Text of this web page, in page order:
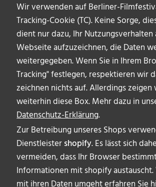
Wir verwenden auf Berliner-
Tracking-Cookie (TC). Keine Sorge,
dient nur dazu, Ihr Nutzungsverhalten
Webseite aufzuzeichnen, die Daten
weitergegeben. Wenn Sie in Ihrem
Tracking" festlegen, respektieren wir
zeichnen nichts auf. Allerdings zeigen
weiterhin diese Box. Mehr dazu in
Datenschutz-Erklärung.
Zur Betreibung unseres Shops
Dienstleistershopify. Es lässt sich
vermeiden, dass Ihr Browser
Informationen mit shopify
mit ihren Daten umgeht erfahren Sie
ÜBER UNS
AUTOR_INNEN